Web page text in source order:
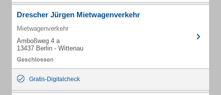
Drescher Jürgen Mietwagenverkehr
Mietwagenverkehr
Amboßweg 4 a
13437 Berlin - Wittenau
Gratis-Digitalcheck